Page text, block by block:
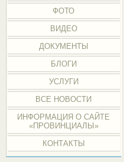
ФОТО
ВИДЕО
ДОКУМЕНТЫ
БЛОГИ
УСЛУГИ
ВСЕ НОВОСТИ
ИНФОРМАЦИЯ О САЙТЕ
«ПРОВИНЦИАЛЫ»
КОНТАКТЫ